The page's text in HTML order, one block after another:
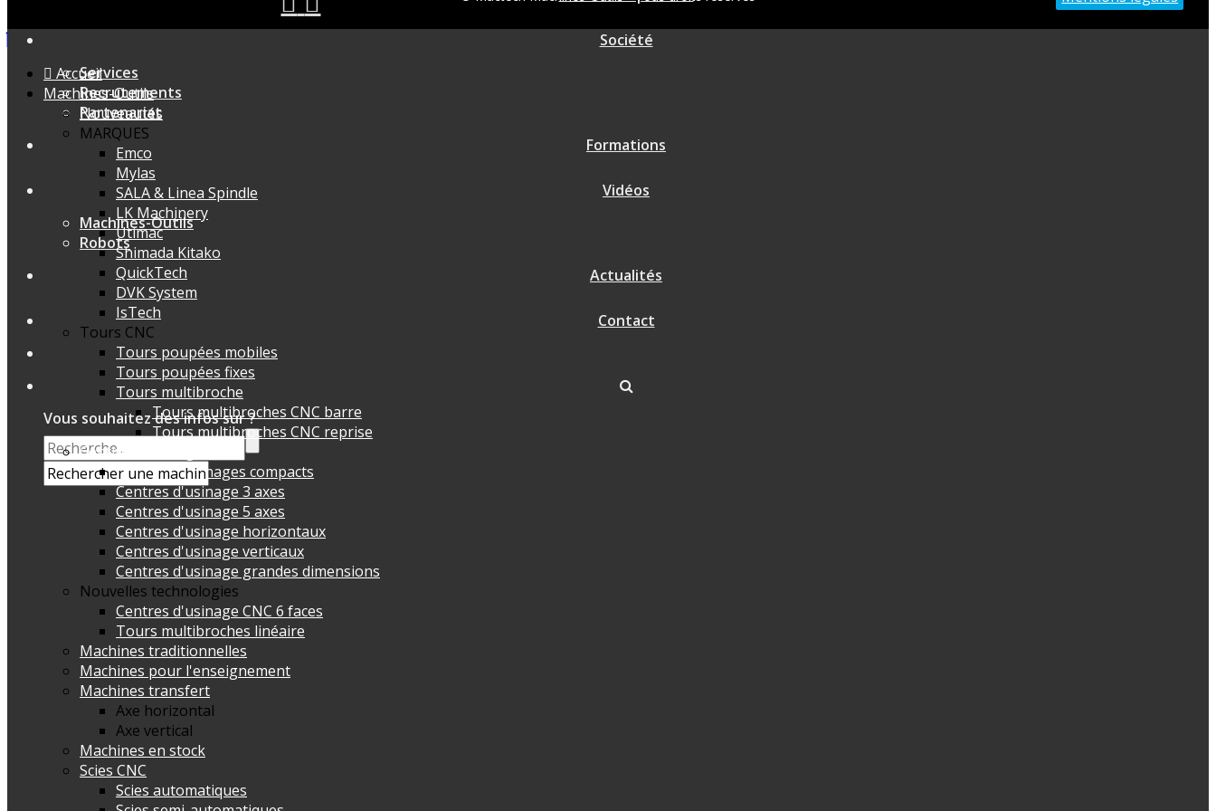
Société
Services
Recrutements
Partenariat
Formations
Vidéos
Machines-Outils
Robots
Actualités
Contact
Vous souhaitez des infos sur ?
Accueil
Machines-Outils
Nouveautés
MARQUES
Emco
Mylas
SALA & Linea Spindle
LK Machinery
Utimac
Shimada Kitako
QuickTech
DVK System
IsTech
Tours CNC
Tours poupées mobiles
Tours poupées fixes
Tours multibroche
Tours multibroches CNC barre
Tours multibroches CNC reprise
Centres d'usinage CNC
Centres d'usinages compacts
Centres d'usinage 3 axes
Centres d'usinage 5 axes
Centres d'usinage horizontaux
Centres d'usinage verticaux
Centres d'usinage grandes dimensions
Nouvelles technologies
Centres d'usinage CNC 6 faces
Tours multibroches linéaire
Machines traditionnelles
Machines pour l'enseignement
Machines transfert
Axe horizontal
Axe vertical
Machines en stock
Scies CNC
Scies automatiques